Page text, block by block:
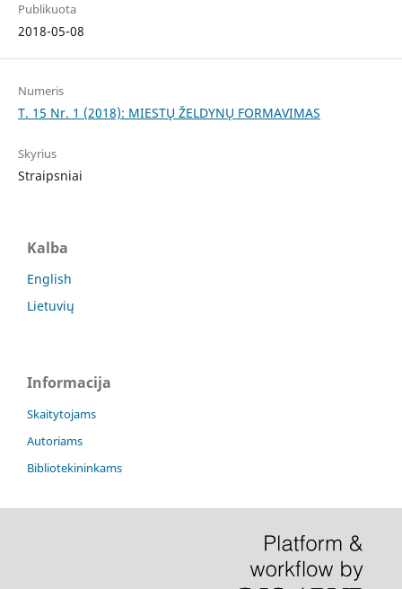
Publikuota
2018-05-08
Numeris
T. 15 Nr. 1 (2018): MIESTŲ ŽELDYNŲ FORMAVIMAS
Skyrius
Straipsniai
Kalba
English
Lietuvių
Informacija
Skaitytojams
Autoriams
Bibliotekininkams